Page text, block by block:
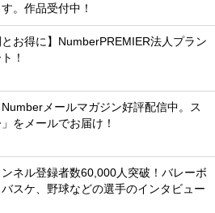
。作品受付中！
とお得に】NumberPREMIER法人プラン
！
Numberメールマガジン好評配信中。ス
をメールでお届け！
ネル登録者数60,000人突破！バレーボ
スケ、野球などの選手のインタビュー